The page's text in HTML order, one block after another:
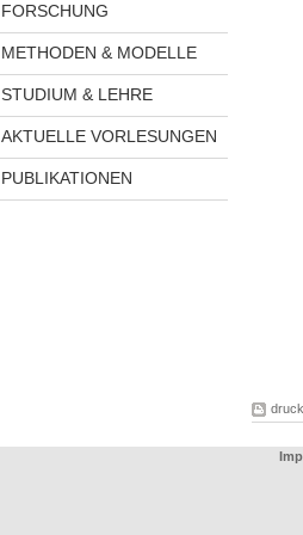
FORSCHUNG
METHODEN & MODELLE
STUDIUM & LEHRE
AKTUELLE VORLESUNGEN
PUBLIKATIONEN